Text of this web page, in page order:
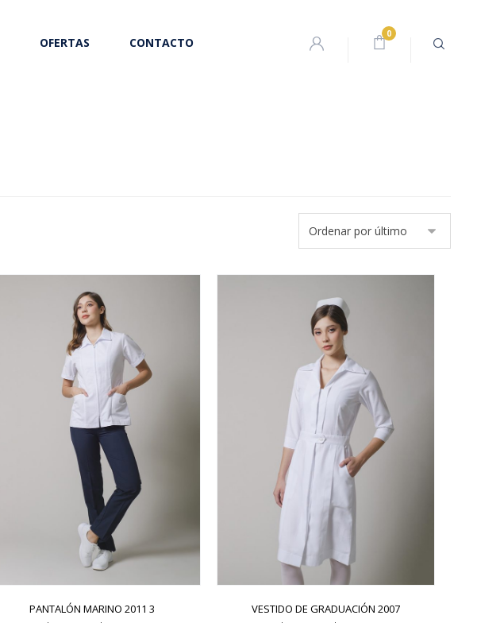
OFERTAS CONTACTO
PANTALÓN MARINO 2011 3 VESTIDO DE GRADUACIÓN 2007